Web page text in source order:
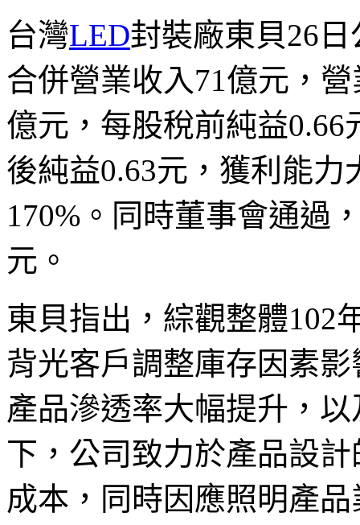
台灣LED封裝廠東貝26
合併營業收入71億元，
億元，每股稅前純益
後純益0.63元，獲利能
170%。同時董事會通過
元。
東貝指出，綜觀整體102
背光客戶調整庫存因素
產品滲透率大幅提升，
下，公司致力於產品設
成本，同時因應照明產